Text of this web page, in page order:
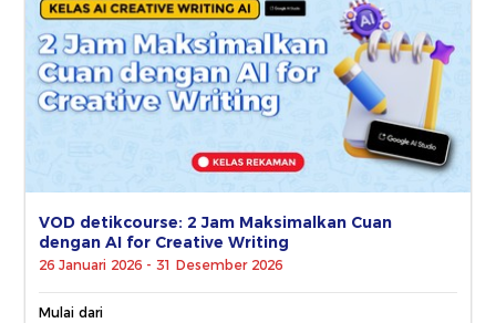
VOD detikcourse: 2 Jam Maksimalkan Cuan
dengan AI for Creative Writing
26 Januari 2026 - 31 Desember 2026
Mulai dari